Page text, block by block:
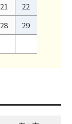
21
22
28
29